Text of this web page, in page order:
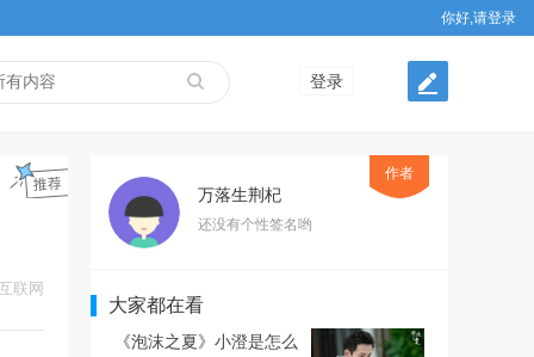
你好,请登录
登录
联网
万落生荆杞
还没有个性签名哟
作者
大家都在看
《泡沫之夏》小澄是怎么